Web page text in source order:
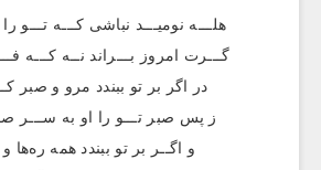
هلـــه نومیـــد نباشی کـــه تـــو را
گـــرت امروز بـــراند نــه کـــه
در اگر بر تو ببندد مرو و صبر
ز پس صبر تـــو را او به ســـر
و اگــر بر تو ببندد همه ره‌ها و